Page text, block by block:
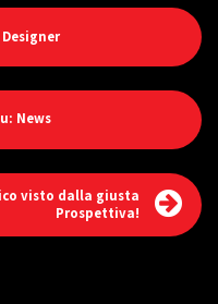
News
visto dalla giusta
Prospettiva!